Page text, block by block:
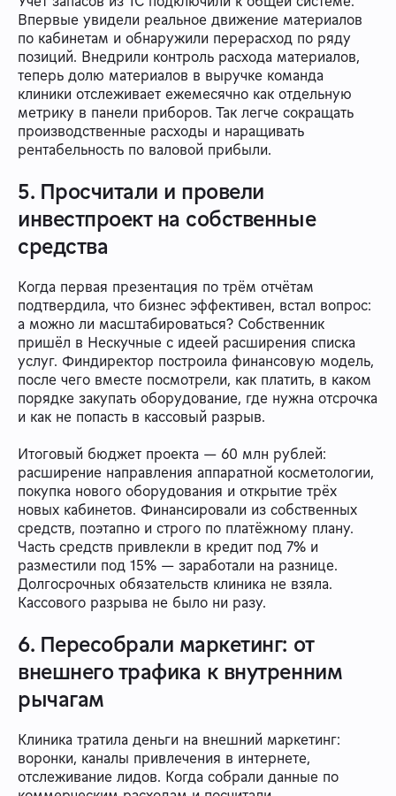
Впервые увидели реальное движение материалов
по кабинетам и обнаружили перерасход по ряду
позиций. Внедрили контроль расхода материалов,
теперь долю материалов в выручке команда
клиники отслеживает ежемесячно как отдельную
метрику в панели приборов. Так легче сокращать
производственные расходы и наращивать
рентабельность по валовой прибыли.
5. Просчитали и провели
инвестпроект на собственные
средства
Когда первая презентация по трём отчётам
подтвердила, что бизнес эффективен, встал вопрос:
а можно ли масштабироваться? Собственник
пришёл в Нескучные с идеей расширения списка
услуг. Финдиректор построила финансовую модель,
после чего вместе посмотрели, как платить, в каком
порядке закупать оборудование, где нужна отсрочка
и как не попасть в кассовый разрыв.
Итоговый бюджет проекта — 60 млн рублей:
расширение направления аппаратной косметологии,
покупка нового оборудования и открытие трёх
новых кабинетов. Финансировали из собственных
средств, поэтапно и строго по платёжному плану.
Часть средств привлекли в кредит под 7% и
разместили под 15% — заработали на разнице.
Долгосрочных обязательств клиника не взяла.
Кассового разрыва не было ни разу.
6. Пересобрали маркетинг: от
внешнего трафика к внутренним
рычагам
Клиника тратила деньги на внешний маркетинг:
воронки, каналы привлечения в интернете,
отслеживание лидов. Когда собрали данные по